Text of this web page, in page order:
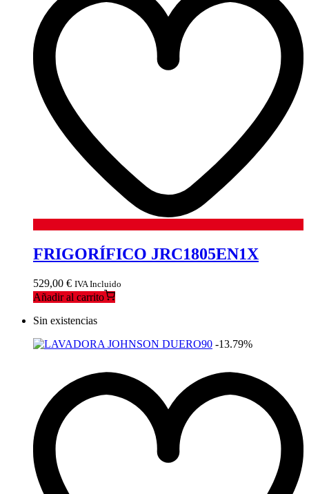
FRIGORÍFICO JRC1805EN1X
529,00 € IVA Incluido
Añadir al carrito
Sin existencias
-13.79%